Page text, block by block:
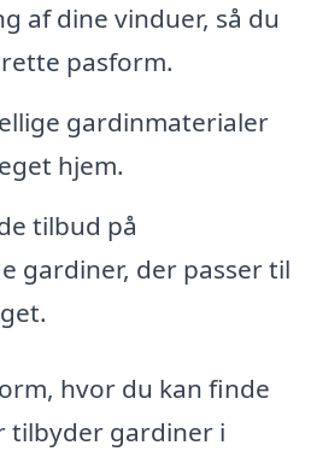
af dine vinduer, så du
pasform.
gardinmaterialer
hjem.
tilbud på
gardiner, der passer til
hvor du kan finde
tilbyder gardiner i